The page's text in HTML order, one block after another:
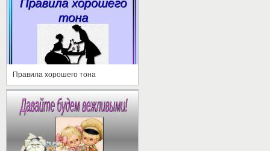
Правила хорошего тона